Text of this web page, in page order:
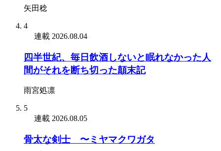
矢田稔
4
連載 2026.08.04
四半世紀、毎日飲酒しないと眠れなかった人
間がそれを断ち切った顛末記
雨宮処凛
5
連載 2026.08.05
骨太な剣士 〜ミヤマクワガタ